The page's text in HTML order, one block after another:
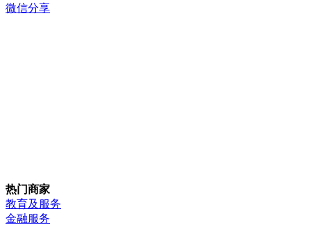
微信分享
热门商家
教育及服务
金融服务